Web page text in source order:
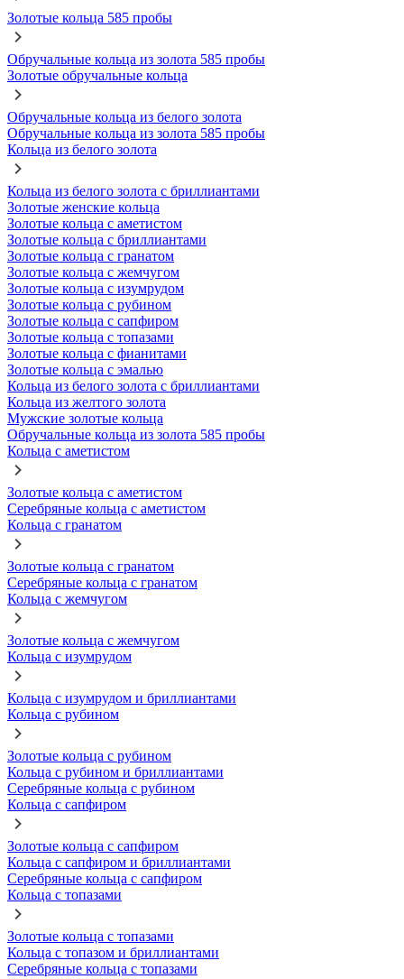
Золотые кольца 585 пробы
Обручальные кольца из золота 585 пробы
Золотые обручальные кольца
Обручальные кольца из белого золота
Обручальные кольца из золота 585 пробы
Кольца из белого золота
Кольца из белого золота с бриллиантами
Золотые женские кольца
Золотые кольца с аметистом
Золотые кольца с бриллиантами
Золотые кольца с гранатом
Золотые кольца с жемчугом
Золотые кольца с изумрудом
Золотые кольца с рубином
Золотые кольца с сапфиром
Золотые кольца с топазами
Золотые кольца с фианитами
Золотые кольца с эмалью
Кольца из белого золота с бриллиантами
Кольца из желтого золота
Мужские золотые кольца
Обручальные кольца из золота 585 пробы
Кольца с аметистом
Золотые кольца с аметистом
Серебряные кольца с аметистом
Кольца с гранатом
Золотые кольца с гранатом
Серебряные кольца с гранатом
Кольца с жемчугом
Золотые кольца с жемчугом
Кольца с изумрудом
Кольца с изумрудом и бриллиантами
Кольца с рубином
Золотые кольца с рубином
Кольца с рубином и бриллиантами
Серебряные кольца с рубином
Кольца с сапфиром
Золотые кольца с сапфиром
Кольца с сапфиром и бриллиантами
Серебряные кольца с сапфиром
Кольца с топазами
Золотые кольца с топазами
Кольца с топазом и бриллиантами
Серебряные кольца с топазами